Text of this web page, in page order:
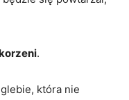
.
która nie